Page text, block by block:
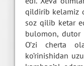
qildirib kelamiz
soz qilib ketar
bulomon, dutor
O’zi cherta
ko’rinishidan